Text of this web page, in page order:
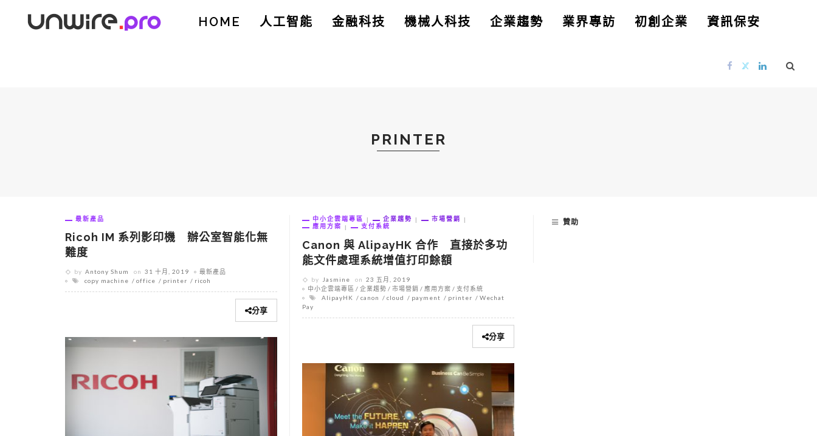
HOME 人工智能 金融科技 機械人科技 企業趨勢 業界專訪 初創企業 資訊保安
PRINTER
最新產品
Ricoh IM 系列影印機 辦公室智能化無
難度
by Antony Shum on 31 十月, 2019
最新產品
copy machine
office printer ricoh
分享
中小企雲端專區 企業趨勢
市場營銷
應用方案
支付系統
Canon 與 AlipayHK 合作 直接於多功
能文件處理系統增值打印餘額
by Jasmine on 23 五月, 2019
中小企雲端專區
企業趨勢 市場營銷 應用方案
支付系統
AlipayHK
canon cloud payment printer
Wechat
Pay
分享
贊助